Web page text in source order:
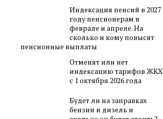
Индексация пенсий в 2027
году пенсионерам в
феврале и апреле. На
сколько и кому повысят
пенсионные выплаты
Отменят или нет
индексацию тарифов ЖКХ
с 1 октября 2026 года
Будет ли на заправках
бензин и дизель и